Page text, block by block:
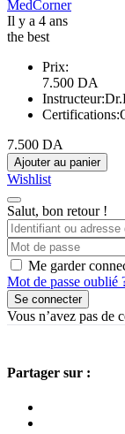
MedCorner
Il y a 4 ans
the best
Prix:
7.500 DA
Instructeur:
Certifications:
7.500 DA
Ajouter au panier
Wishlist
Salut, bon retour !
Me garder
Mot de passe oublié
Se connecter
Vous n’avez pas de
Partager sur :